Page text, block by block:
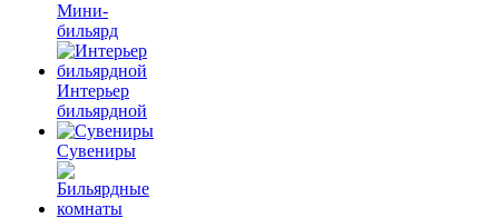
Мини-
бильярд
Интерьер
бильярдной
Сувениры